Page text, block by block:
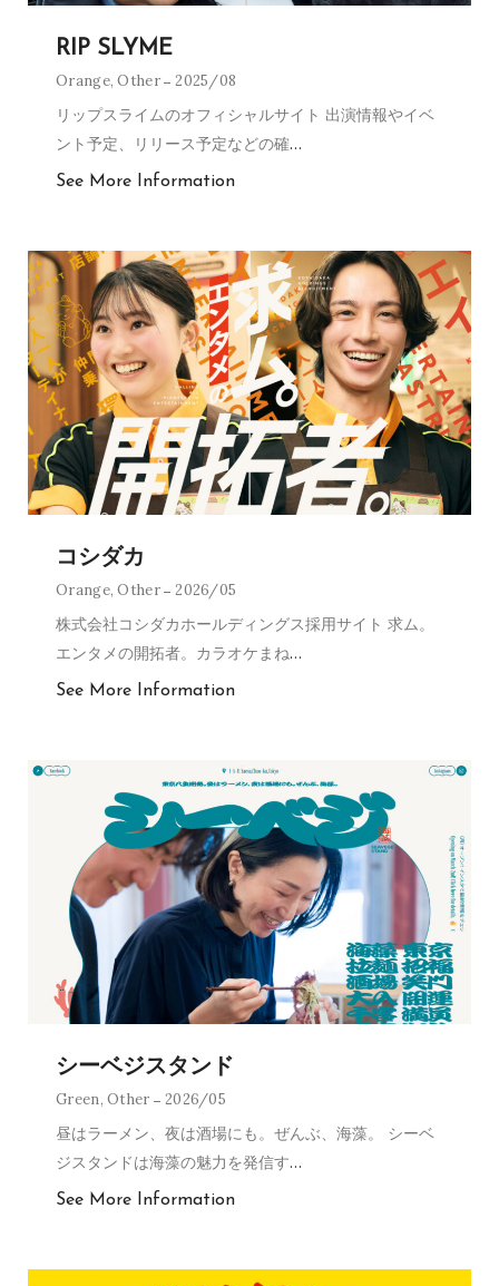
RIP SLYME
Orange,Other 2025/08
リップスライムのオフィシャルサイト 出演情報やイベ
ント予定、リリース予定などの確…
See More Information
コシダカ
Orange,Other 2026/05
株式会社コシダカホールディングス採用サイト 求ム。
エンタメの開拓者。カラオケまね…
See More Information
シーベジスタンド
Green,Other 2026/05
昼はラーメン、夜は酒場にも。ぜんぶ、海藻。 シーベ
ジスタンドは海藻の魅力を発信す…
See More Information